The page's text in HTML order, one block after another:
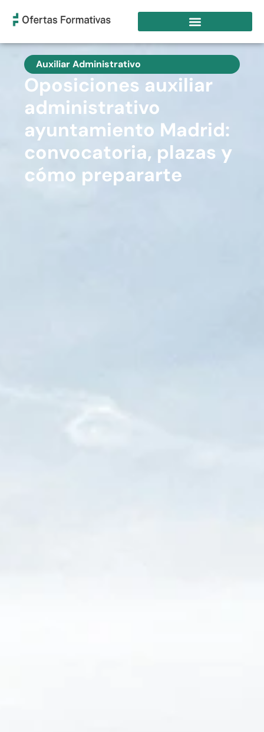
Auxiliar Administrativo
Oposiciones auxiliar
administrativo
ayuntamiento Madrid:
convocatoria, plazas y
cómo prepararte